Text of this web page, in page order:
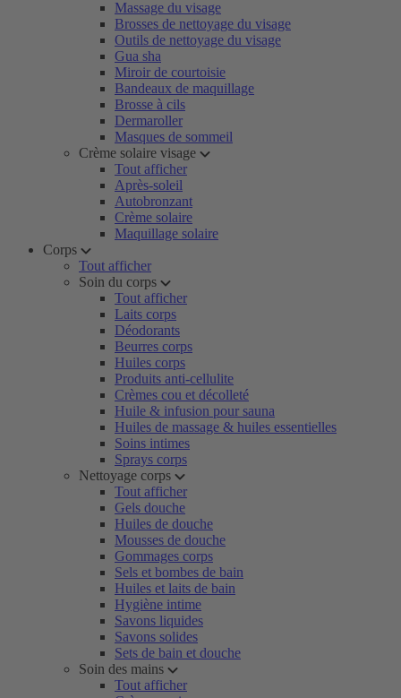
Massage du visage
Brosses de nettoyage du visage
Outils de nettoyage du visage
Gua sha
Miroir de courtoisie
Bandeaux de maquillage
Brosse à cils
Dermaroller
Masques de sommeil
Crème solaire visage
Tout afficher
Après-soleil
Autobronzant
Crème solaire
Maquillage solaire
Corps
Tout afficher
Soin du corps
Tout afficher
Laits corps
Déodorants
Beurres corps
Huiles corps
Produits anti-cellulite
Crèmes cou et décolleté
Huile & infusion pour sauna
Huiles de massage & huiles essentielles
Soins intimes
Sprays corps
Nettoyage corps
Tout afficher
Gels douche
Huiles de douche
Mousses de douche
Gommages corps
Sels et bombes de bain
Huiles et laits de bain
Hygiène intime
Savons liquides
Savons solides
Sets de bain et douche
Soin des mains
Tout afficher